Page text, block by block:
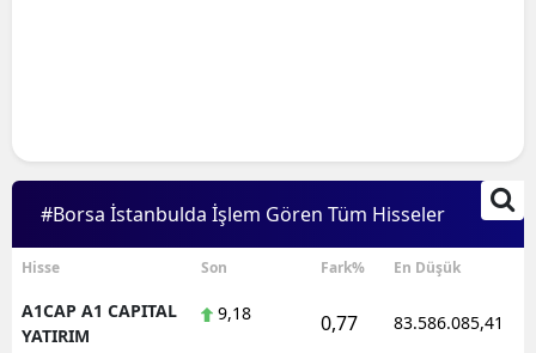
#Borsa İstanbulda İşlem Gören Tüm Hisseler
Hisse Son Fark% En Düşük
A1CAP A1 CAPITAL
YATIRIM
9,18 0,77 83.586.085,41